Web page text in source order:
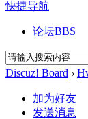
快捷导航
论坛BBS
Discuz! Board ›
加为好友
发送消息